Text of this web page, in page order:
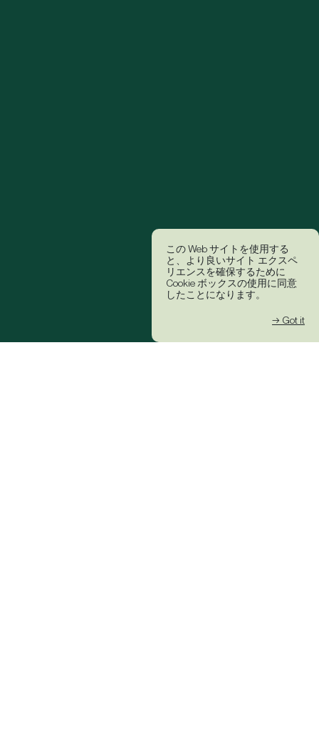
この Web サイトを使用する
と、より良いサイト エクスペ
リエンスを確保するために
Cookie ボックスの使用に同意
したことになります。
→ Got it